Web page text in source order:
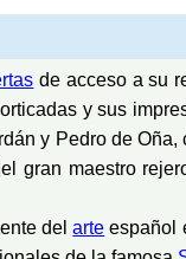
de acceso a su
y sus
y Pedro de
gran maestro
delarte español